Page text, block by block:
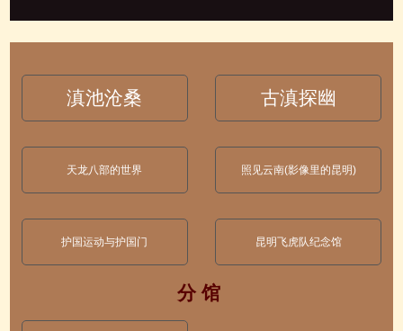
滇池沧桑 古滇探幽
天龙八部的世界 照见云南(影像里的昆明)
护国运动与护国门 昆明飞虎队纪念馆
分 馆